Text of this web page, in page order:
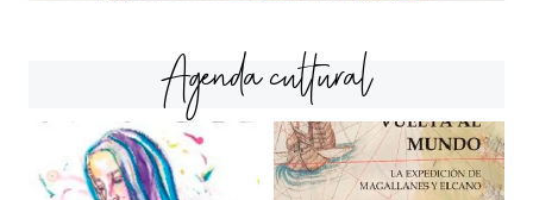
Agenda cultural